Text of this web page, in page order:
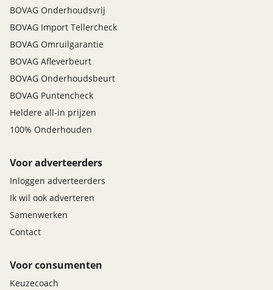
BOVAG Onderhoudsvrij
BOVAG Import Tellercheck
BOVAG Omruilgarantie
BOVAG Afleverbeurt
BOVAG Onderhoudsbeurt
BOVAG Puntencheck
Heldere all-in prijzen
100% Onderhouden
Voor adverteerders
Inloggen adverteerders
Ik wil ook adverteren
Samenwerken
Contact
Voor consumenten
Keuzecoach